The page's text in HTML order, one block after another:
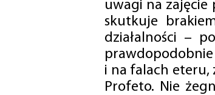
uwagi na zajęcie
skutkuje
działalności –
prawdopodobnie
i na falach eteru,
Profeto. Nie